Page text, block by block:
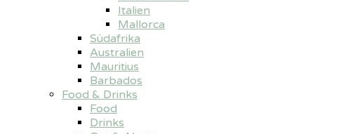
Italien
Mallorca
Südafrika
Australien
Mauritius
Barbados
Food & Drinks
Food
Drinks